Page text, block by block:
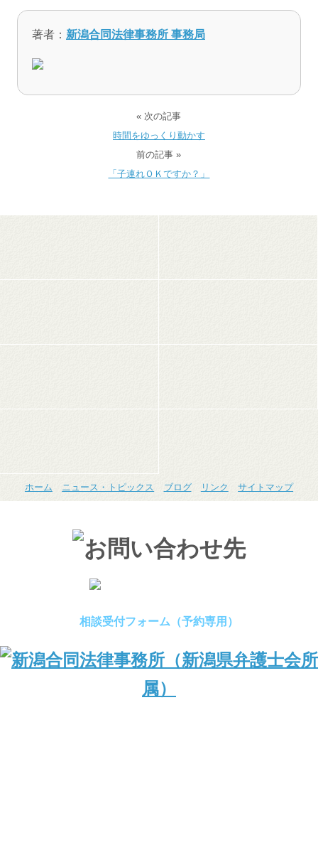
著者： 新潟合同法律事務所 事務局
« 次の記事
時間をゆっくり動かす
前の記事 »
「子連れＯＫですか？」
ホーム ニュース・トピックス ブログ リンク サイトマップ
相談受付フォーム（予約専用）